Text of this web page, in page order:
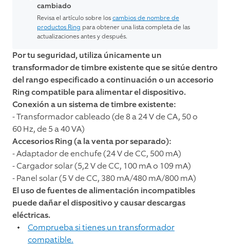
cambiado
Revisa el artículo sobre loscambios de nombre de
productos Ring para obtener una lista completa de las
actualizaciones antes y después.
Por tu seguridad, utiliza únicamente un
transformador de timbre existente que se sitúe dentro
del rango especificado a continuación o un accesorio
Ring compatible para alimentar el dispositivo.
Conexión a un sistema de timbre existente:
- Transformador cableado (de 8 a 24 V de CA, 50 o
60 Hz, de 5 a 40 VA)
Accesorios Ring (a la venta por separado):
- Adaptador de enchufe (24 V de CC, 500 mA)
- Cargador solar (5,2 V de CC, 100 mA o 109 mA)
- Panel solar (5 V de CC, 380 mA/480 mA/800 mA)
El uso de fuentes de alimentación incompatibles
puede dañar el dispositivo y causar descargas
eléctricas.
Comprueba si tienes un transformador
compatible.